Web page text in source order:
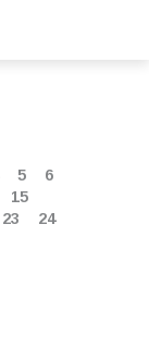
5
6
15
23
24